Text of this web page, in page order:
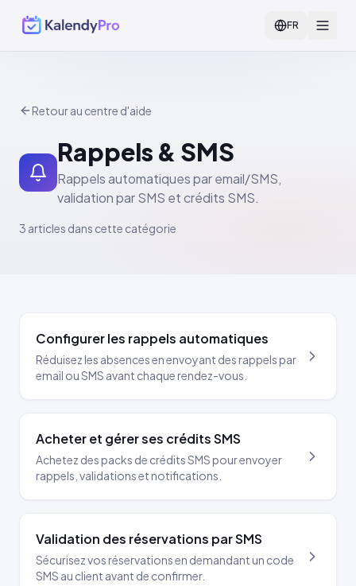
FR
Retour au centre d'aide
Rappels & SMS
Rappels automatiques par email/SMS,
validation par SMS et crédits SMS.
3 articles dans cette catégorie
Configurer les rappels automatiques
Réduisez les absences en envoyant des rappels par
email ou SMS avant chaque rendez-vous.
Acheter et gérer ses crédits SMS
Achetez des packs de crédits SMS pour envoyer
rappels, validations et notifications.
Validation des réservations par SMS
Sécurisez vos réservations en demandant un code
SMS au client avant de confirmer.